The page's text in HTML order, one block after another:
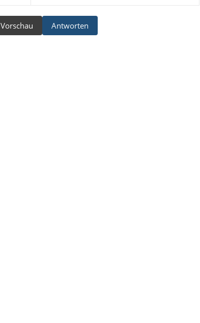
Antworten
Vorschau